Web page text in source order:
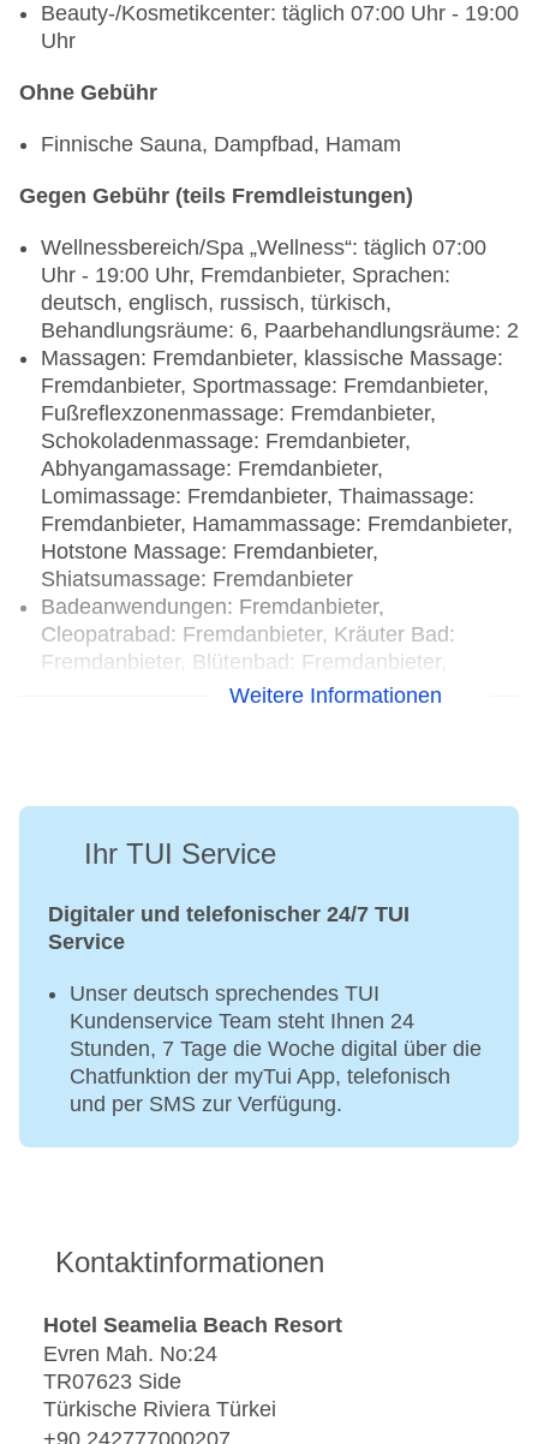
Beauty-/Kosmetikcenter: täglich 07:00 Uhr - 19:00
Uhr
Ohne Gebühr
Finnische Sauna, Dampfbad, Hamam
Gegen Gebühr (teils Fremdleistungen)
Wellnessbereich/Spa „Wellness“: täglich 07:00
Uhr - 19:00 Uhr, Fremdanbieter, Sprachen:
deutsch, englisch, russisch, türkisch,
Behandlungsräume: 6, Paarbehandlungsräume: 2
Massagen: Fremdanbieter, klassische Massage:
Fremdanbieter, Sportmassage: Fremdanbieter,
Fußreflexzonenmassage: Fremdanbieter,
Schokoladenmassage: Fremdanbieter,
Abhyangamassage: Fremdanbieter,
Lomimassage: Fremdanbieter, Thaimassage:
Fremdanbieter, Hamammassage: Fremdanbieter,
Hotstone Massage: Fremdanbieter,
Shiatsumassage: Fremdanbieter
Badeanwendungen: Fremdanbieter,
Cleopatrabad: Fremdanbieter, Kräuter Bad:
Fremdanbieter, Blütenbad: Fremdanbieter,
Solebad: Fremdanbieter
Gesichtsbehandlung: Fremdanbieter, Maniküre:
Ayurvedazentrum: Fremdanbieter, täglich 07:00
Bei All Inclusive inklusive
Finnische Sauna, Dampfbad, Hamam
Weitere Informationen
Ihr TUI Service
Digitaler und telefonischer 24/7 TUI
Service
Unser deutsch sprechendes TUI
Kundenservice Team steht Ihnen 24
Stunden, 7 Tage die Woche digital über die
Chatfunktion der myTui App, telefonisch
und per SMS zur Verfügung.
Kontaktinformationen
Hotel Seamelia Beach Resort
Evren Mah. No:24
TR07623 Side
Türkische Riviera Türkei
+90 242777000207